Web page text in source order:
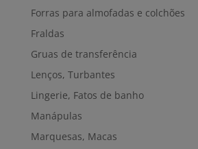
Forras para almofadas e colchões
Fraldas
Gruas de transferência
Lenços, Turbantes
Lingerie, Fatos de banho
Manápulas
Marquesas, Macas